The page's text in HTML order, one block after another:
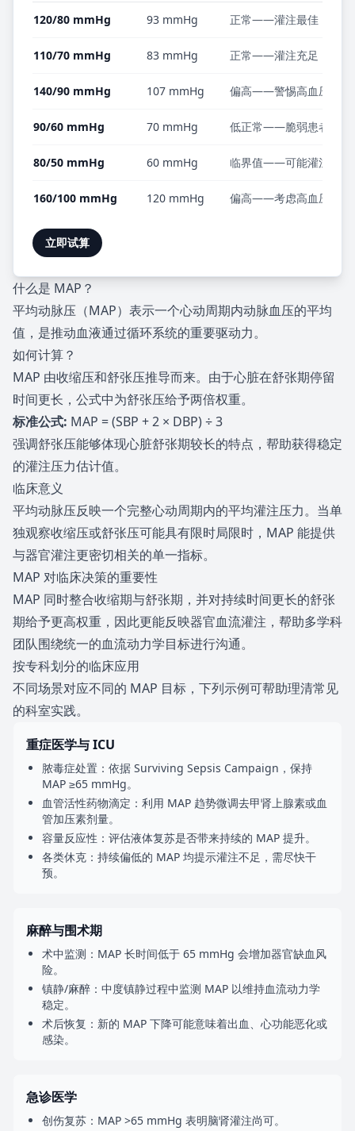
120/80 mmHg 93 mmHg 正常——灌注最佳
110/70 mmHg 83 mmHg 正常——灌注充足
140/90 mmHg 107 mmHg 偏高——警惕高血压
90/60 mmHg 70 mmHg 低正常——脆弱患者需密
80/50 mmHg 60 mmHg 临界值——可能灌注不足
160/100 mmHg 120 mmHg 偏高——考虑高血压危象
立即试算
什么是 MAP？
平均动脉压（MAP）表示一个心动周期内动脉血压的平均
值，是推动血液通过循环系统的重要驱动力。
如何计算？
MAP 由收缩压和舒张压推导而来。由于心脏在舒张期停留
时间更长，公式中为舒张压给予两倍权重。
标准公式: MAP = (SBP + 2 × DBP) ÷ 3
强调舒张压能够体现心脏舒张期较长的特点，帮助获得稳定
的灌注压力估计值。
临床意义
平均动脉压反映一个完整心动周期内的平均灌注压力。当单
独观察收缩压或舒张压可能具有限时局限时，MAP 能提供
与器官灌注更密切相关的单一指标。
MAP 对临床决策的重要性
MAP 同时整合收缩期与舒张期，并对持续时间更长的舒张
期给予更高权重，因此更能反映器官血流灌注，帮助多学科
团队围绕统一的血流动力学目标进行沟通。
按专科划分的临床应用
不同场景对应不同的 MAP 目标，下列示例可帮助理清常见
的科室实践。
重症医学与 ICU
脓毒症处置：依据 Surviving Sepsis Campaign，保持
MAP ≥65 mmHg。
血管活性药物滴定：利用 MAP 趋势微调去甲肾上腺素或血
管加压素剂量。
容量反应性：评估液体复苏是否带来持续的 MAP 提升。
各类休克：持续偏低的 MAP 均提示灌注不足，需尽快干
预。
麻醉与围术期
术中监测：MAP 长时间低于 65 mmHg 会增加器官缺血风
险。
镇静/麻醉：中度镇静过程中监测 MAP 以维持血流动力学
稳定。
术后恢复：新的 MAP 下降可能意味着出血、心功能恶化或
感染。
急诊医学
创伤复苏：MAP >65 mmHg 表明脑肾灌注尚可。